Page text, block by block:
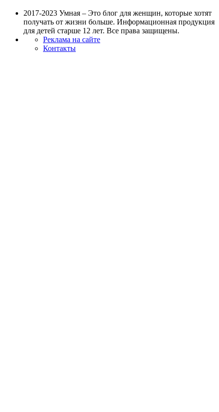
2017-2023 Умная – Это блог для женщин, которые хотят
получать от жизни больше. Информационная продукция
для детей старше 12 лет. Все права защищены.
Реклама на сайте
Контакты